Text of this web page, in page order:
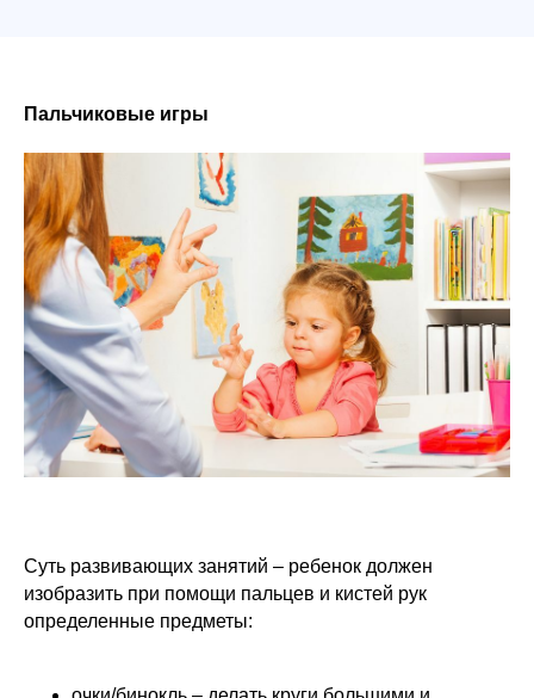
Пальчиковые игры
Суть развивающих занятий – ребенок должен
изобразить при помощи пальцев и кистей рук
определенные предметы:
Отправляя форму, вы
соглашаетесь с офертой
и даёте
согласие на обработку ваших
персональных данных
ЗАПИСАТЬСЯ
Самые
популярные курсы